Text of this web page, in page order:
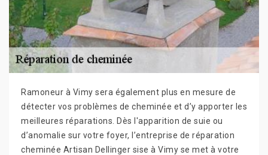
Ramoneur à Vimy sera également plus en mesure de
détecter vos problèmes de cheminée et d’y apporter les
meilleures réparations. Dès l'apparition de suie ou
d’anomalie sur votre foyer, l’entreprise de réparation
cheminée Artisan Dellinger sise à Vimy se met à votre